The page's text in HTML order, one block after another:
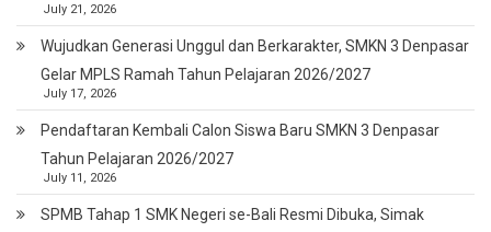
July 21, 2026
Wujudkan Generasi Unggul dan Berkarakter, SMKN 3 Denpasar
Gelar MPLS Ramah Tahun Pelajaran 2026/2027
July 17, 2026
Pendaftaran Kembali Calon Siswa Baru SMKN 3 Denpasar
Tahun Pelajaran 2026/2027
July 11, 2026
SPMB Tahap 1 SMK Negeri se-Bali Resmi Dibuka, Simak